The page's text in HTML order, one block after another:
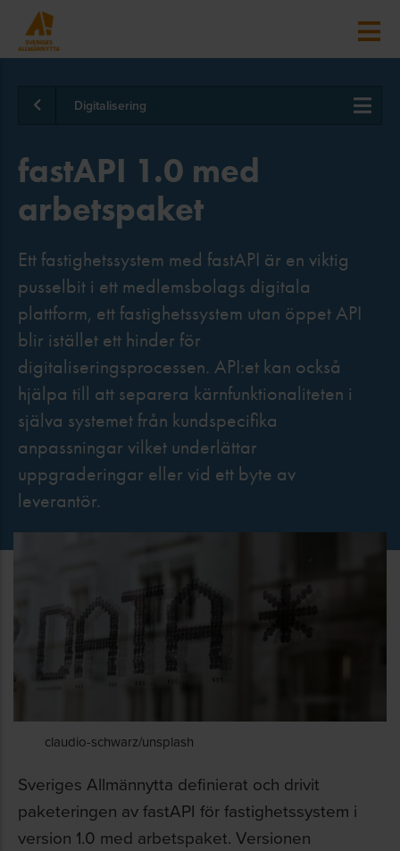
Digitalisering
fastAPI 1.0 med
arbetspaket
Ett fastighetssystem med fastAPI är en viktig
pusselbit i ett medlemsbolags digitala
plattform, ett fastighetssystem utan öppet API
blir istället ett hinder för
digitaliseringsprocessen. API:et kan också
hjälpa till att separera kärnfunktionaliteten i
själva systemet från kundspecifika
anpassningar vilket underlättar
uppgraderingar eller vid ett byte av
leverantör.
claudio-schwarz/unsplash
Sveriges Allmännytta definierat och drivit
paketeringen av fastAPI för fastighetssystem i
version 1.0 med arbetspaket. Versionen